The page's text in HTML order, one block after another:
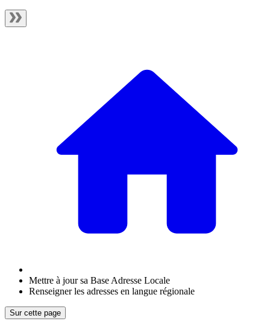
Mettre à jour sa Base Adresse Locale
Renseigner les adresses en langue régionale
Sur cette page